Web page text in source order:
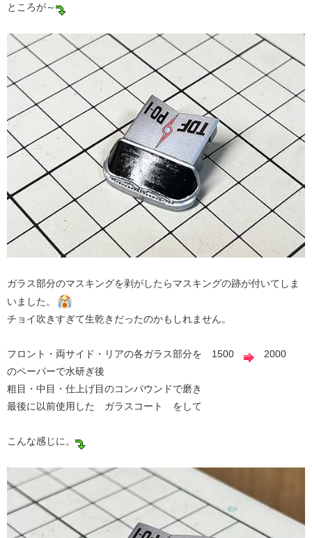
ところが～
ガラス部分のマスキングを剥がしたらマスキングの跡が付いてしま
いました。
チョイ吹きすぎて生乾きだったのかもしれません。
フロント・両サイド・リアの各ガラス部分を 1500
2000
のペーパーで水研ぎ後
粗目・中目・仕上げ目のコンパウンドで磨き
最後に以前使用した ガラスコート をして
こんな感じに。